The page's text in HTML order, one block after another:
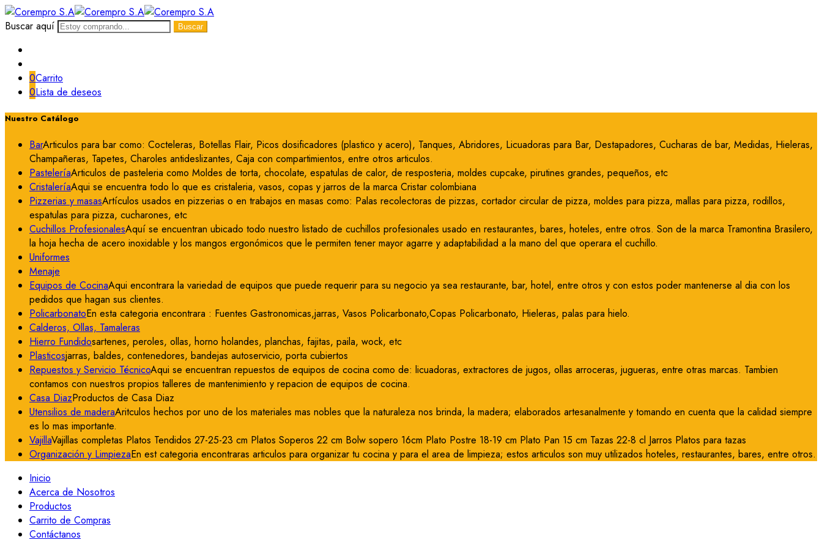
Buscar aquí Buscar
0Carrito
0Lista de deseos
Nuestro Catálogo
BarArticulos para bar como: Cocteleras, Botellas Flair, Picos dosificadores (plastico y acero), Tanques, Abridores, Licuadoras para Bar, Destapadores, Cucharas de bar, Medidas, Hieleras,
Champañeras, Tapetes, Charoles antideslizantes, Caja con compartimientos, entre otros articulos.
PasteleríaArticulos de pasteleria como Moldes de torta, chocolate, espatulas de calor, de resposteria, moldes cupcake, pirutines grandes, pequeños, etc
CristaleríaAqui se encuentra todo lo que es cristaleria, vasos, copas y jarros de la marca Cristar colombiana
Pizzerias y masasArtículos usados en pizzerias o en trabajos en masas como: Palas recolectoras de pizzas, cortador circular de pizza, moldes para pizza, mallas para pizza, rodillos,
espatulas para pizza, cucharones, etc
Cuchillos ProfesionalesAquí se encuentran ubicado todo nuestro listado de cuchillos profesionales usado en restaurantes, bares, hoteles, entre otros. Son de la marca Tramontina Brasilero,
la hoja hecha de acero inoxidable y los mangos ergonómicos que le permiten tener mayor agarre y adaptabilidad a la mano del que operara el cuchillo.
Uniformes
Menaje
Equipos de CocinaAqui encontrara la variedad de equipos que puede requerir para su negocio ya sea restaurante, bar, hotel, entre otros y con estos poder mantenerse al dia con los
pedidos que hagan sus clientes.
PolicarbonatoEn esta categoria encontrara : Fuentes Gastronomicas,jarras, Vasos Policarbonato,Copas Policarbonato, Hieleras, palas para hielo.
Calderos, Ollas, Tamaleras
Hierro Fundidosartenes, peroles, ollas, horno holandes, planchas, fajitas, paila, wock, etc
Plasticosjarras, baldes, contenedores, bandejas autoservicio, porta cubiertos
Repuestos y Servicio TécnicoAqui se encuentran repuestos de equipos de cocina como de: licuadoras, extractores de jugos, ollas arroceras, jugueras, entre otras marcas. Tambien
contamos con nuestros propios talleres de mantenimiento y repacion de equipos de cocina.
Casa DiazProductos de Casa Diaz
Utensilios de maderaAritculos hechos por uno de los materiales mas nobles que la naturaleza nos brinda, la madera; elaborados artesanalmente y tomando en cuenta que la calidad siempre
es lo mas importante.
VajillaVajillas completas Platos Tendidos 27-25-23 cm Platos Soperos 22 cm Bolw sopero 16cm Plato Postre 18-19 cm Plato Pan 15 cm Tazas 22-8 cl Jarros Platos para tazas
Organización y LimpiezaEn est categoria encontraras articulos para organizar tu cocina y para el area de limpieza; estos articulos son muy utilizados hoteles, restaurantes, bares, entre otros.
Inicio
Acerca de Nosotros
Productos
Carrito de Compras
Contáctanos